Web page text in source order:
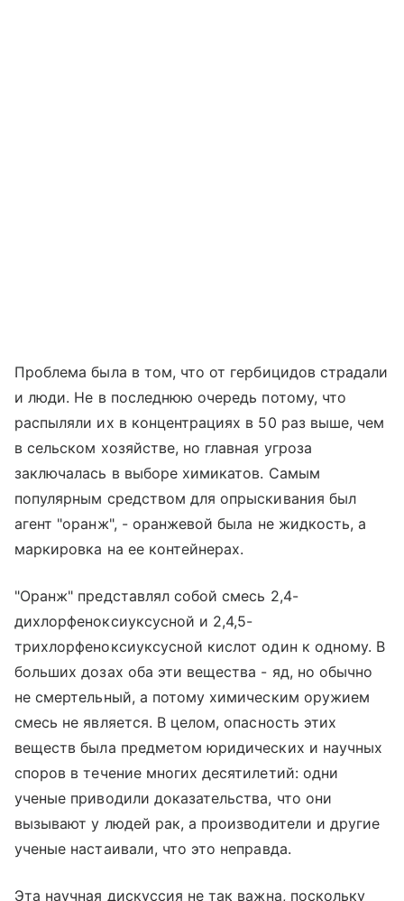
Проблема была в том, что от гербицидов страдали
и люди. Не в последнюю очередь потому, что
распыляли их в концентрациях в 50 раз выше, чем
в сельском хозяйстве, но главная угроза
заключалась в выборе химикатов. Самым
популярным средством для опрыскивания был
агент "оранж", - оранжевой была не жидкость, а
маркировка на ее контейнерах.
"Оранж" представлял собой смесь 2,4-
дихлорфеноксиуксусной и 2,4,5-
трихлорфеноксиуксусной кислот один к одному. В
больших дозах оба эти вещества - яд, но обычно
не смертельный, а потому химическим оружием
смесь не является. В целом, опасность этих
веществ была предметом юридических и научных
споров в течение многих десятилетий: одни
ученые приводили доказательства, что они
вызывают у людей рак, а производители и другие
ученые настаивали, что это неправда.
Эта научная дискуссия не так важна, поскольку